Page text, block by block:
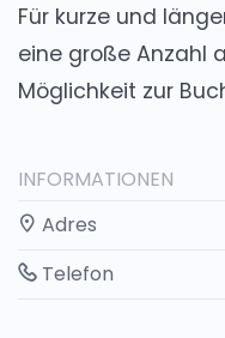
Für kurze und
eine große Anzahl
Möglichkeit zur
INFORMATIONEN
Adres
Telefon